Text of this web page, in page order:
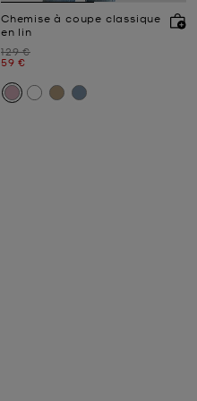
Chemise à coupe classique
en lin
Prix initial
129 €
Prix actuel
59 €